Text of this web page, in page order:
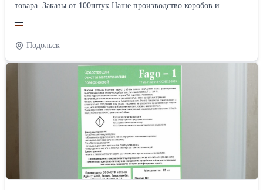
товара. Заказы от 100штук Наше производство коробов и
срок изготовим для вас четырехклапанные гофрокороба любых
размеров оптом; -самосборную гофротару на заказ; -картонную
упаковку сложной высечки по вашему индивидуальному заказу;
-крупногабаритную тару, в т.ч. и усиленных конструкций;
-упаковку под пиццу или пироги; -сопутствующие изделия
(уголки, вкладыши, перегородки); -гофроящики из
пятислойного картона; Минимальный заказ коробов по Вашим
размерам от 100штук. Сроки исполнения заказа — 2-3 дня.
Любые конструкции коробов по каталогу FEFCO. Также
изготавливаем самосборные коробки, собираемые без
использования клея, скотча и других допсредств с помощью
язычковых соединений. -для маркетплейсов; -АРХИВНЫЕ
короба; -большие; -маленькие; -длинные; -с перекрывающимися
клапанами;
—
Подольск